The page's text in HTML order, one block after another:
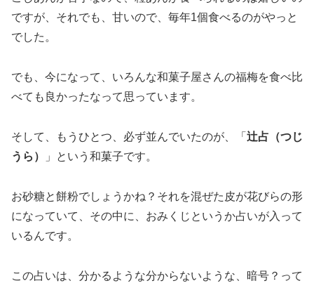
ですが、それでも、甘いので、毎年1個食べるのがやっと
でした。
でも、今になって、いろんな和菓子屋さんの福梅を食べ比
べても良かったなって思っています。
そして、もうひとつ、必ず並んでいたのが、「 辻占（つじ
うら）
」という和菓子です。
お砂糖と餅粉でしょうかね？それを混ぜた皮が花びらの形
になっていて、その中に、おみくじというか占いが入って
いるんです。
この占いは、分かるような分からないような、暗号？って